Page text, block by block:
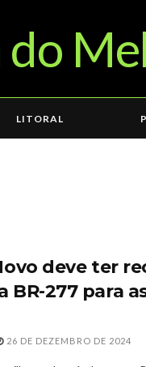
LITORAL
deve ter
277 para
26 DE DEZEMBRO DE 2024